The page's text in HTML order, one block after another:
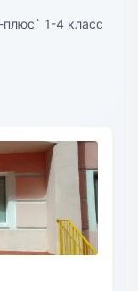
плюс` 1-4 класс